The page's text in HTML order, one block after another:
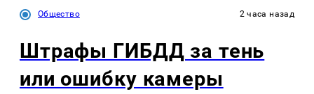
Общество 2 часа назад
Штрафы ГИБДД за тень
или ошибку камеры